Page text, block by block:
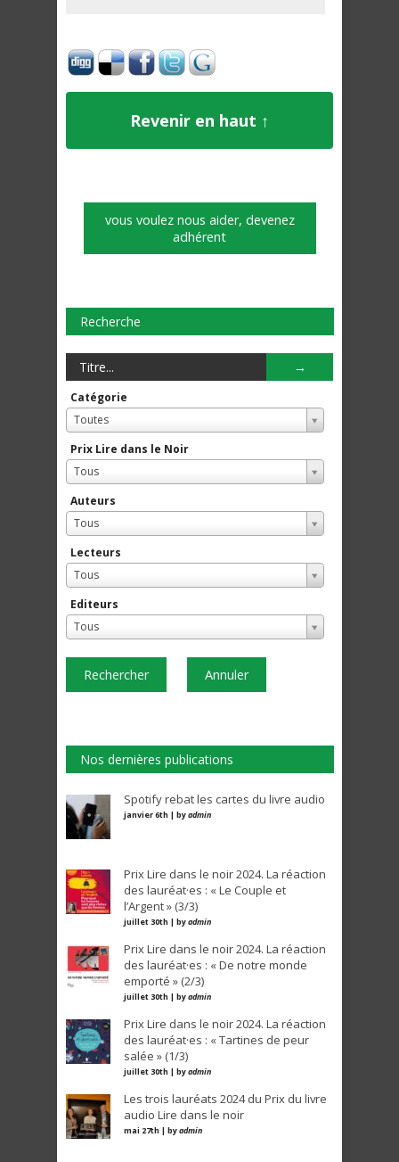
Revenir en haut ↑
vous voulez nous aider, devenez
adhérent
Recherche
Catégorie
Toutes
Prix Lire dans le Noir
Tous
Auteurs
Tous
Lecteurs
Tous
Editeurs
Tous
Rechercher Annuler
Nos dernières publications
Spotify rebat les cartes du livre audio
janvier 6th | byadmin
Prix Lire dans le noir 2024. La réaction
des lauréat·es : « Le Couple et
l’Argent » (3/3)
juillet 30th | byadmin
Prix Lire dans le noir 2024. La réaction
des lauréat·es : « De notre monde
emporté » (2/3)
juillet 30th | byadmin
Prix Lire dans le noir 2024. La réaction
des lauréat·es : « Tartines de peur
salée » (1/3)
juillet 30th | byadmin
Les trois lauréats 2024 du Prix du livre
audio Lire dans le noir
mai 27th | byadmin